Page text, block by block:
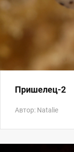
Пришелец-2
Автор: Natalie